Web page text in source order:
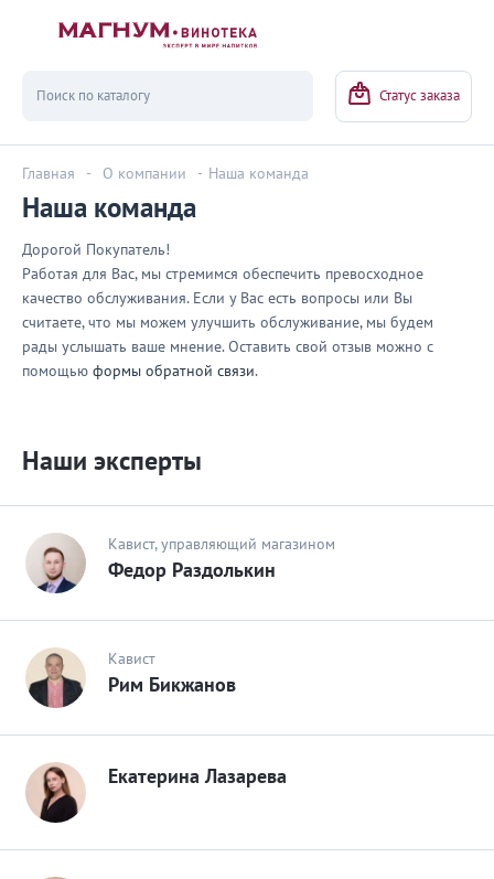
Статус заказа
Главная - О компании - Наша команда
Наша команда
Дорогой Покупатель!
Работая для Вас, мы стремимся обеспечить превосходное
качество обслуживания. Если у Вас есть вопросы или Вы
считаете, что мы можем улучшить обслуживание, мы будем
рады услышать ваше мнение. Оставить свой отзыв можно с
помощью формы обратной связи.
Наши эксперты
Кавист, управляющий магазином
Федор Раздолькин
Кавист
Рим Бикжанов
Екатерина Лазарева